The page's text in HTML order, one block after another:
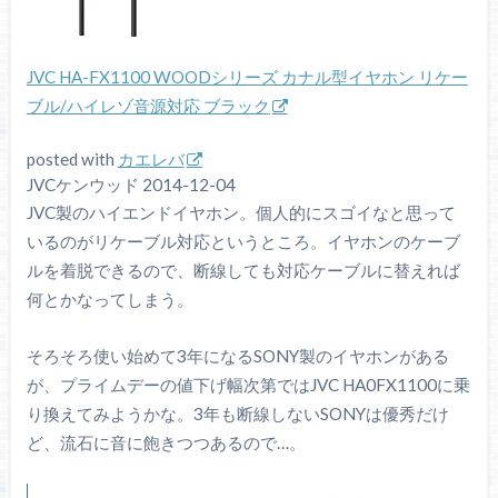
JVC HA-FX1100 WOODシリーズ カナル型イヤホン リケー
ブル/ハイレゾ音源対応 ブラック
posted with カエレバ
JVCケンウッド 2014-12-04
JVC製のハイエンドイヤホン。個人的にスゴイなと思って
いるのがリケーブル対応というところ。イヤホンのケーブ
ルを着脱できるので、断線しても対応ケーブルに替えれば
何とかなってしまう。
そろそろ使い始めて3年になるSONY製のイヤホンがある
が、プライムデーの値下げ幅次第ではJVC HA0FX1100に乗
り換えてみようかな。3年も断線しないSONYは優秀だけ
ど、流石に音に飽きつつあるので…。